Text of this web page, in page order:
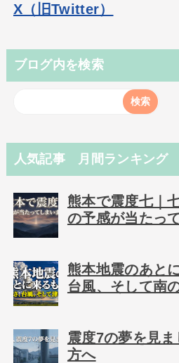
X（旧Twitter）
ブログ内を検索
人気記事 月間ランキング
熊本で震度七｜
の予感が当たっ
熊本地震のあと
台風、そして南
震度7の夢を見
方へ